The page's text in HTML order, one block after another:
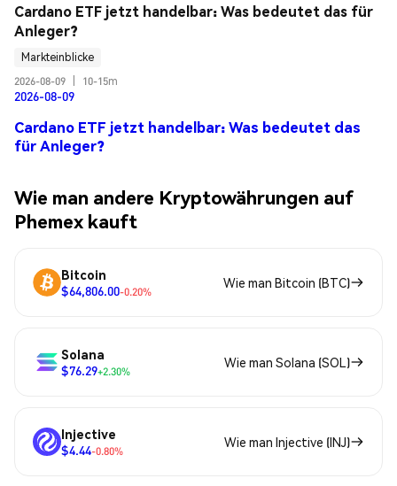
Cardano ETF jetzt handelbar: Was bedeutet das für
Anleger?
Markteinblicke
2026-08-09
10-15m
2026-08-09
Cardano ETF jetzt handelbar: Was bedeutet das
für Anleger?
Wie man andere Kryptowährungen auf
Phemex kauft
Bitcoin
$64,806.00-0.20%
Wie man Bitcoin (BTC)
Solana
$76.29+2.30%
Wie man Solana (SOL)
Injective
$4.44-0.80%
Wie man Injective (INJ)